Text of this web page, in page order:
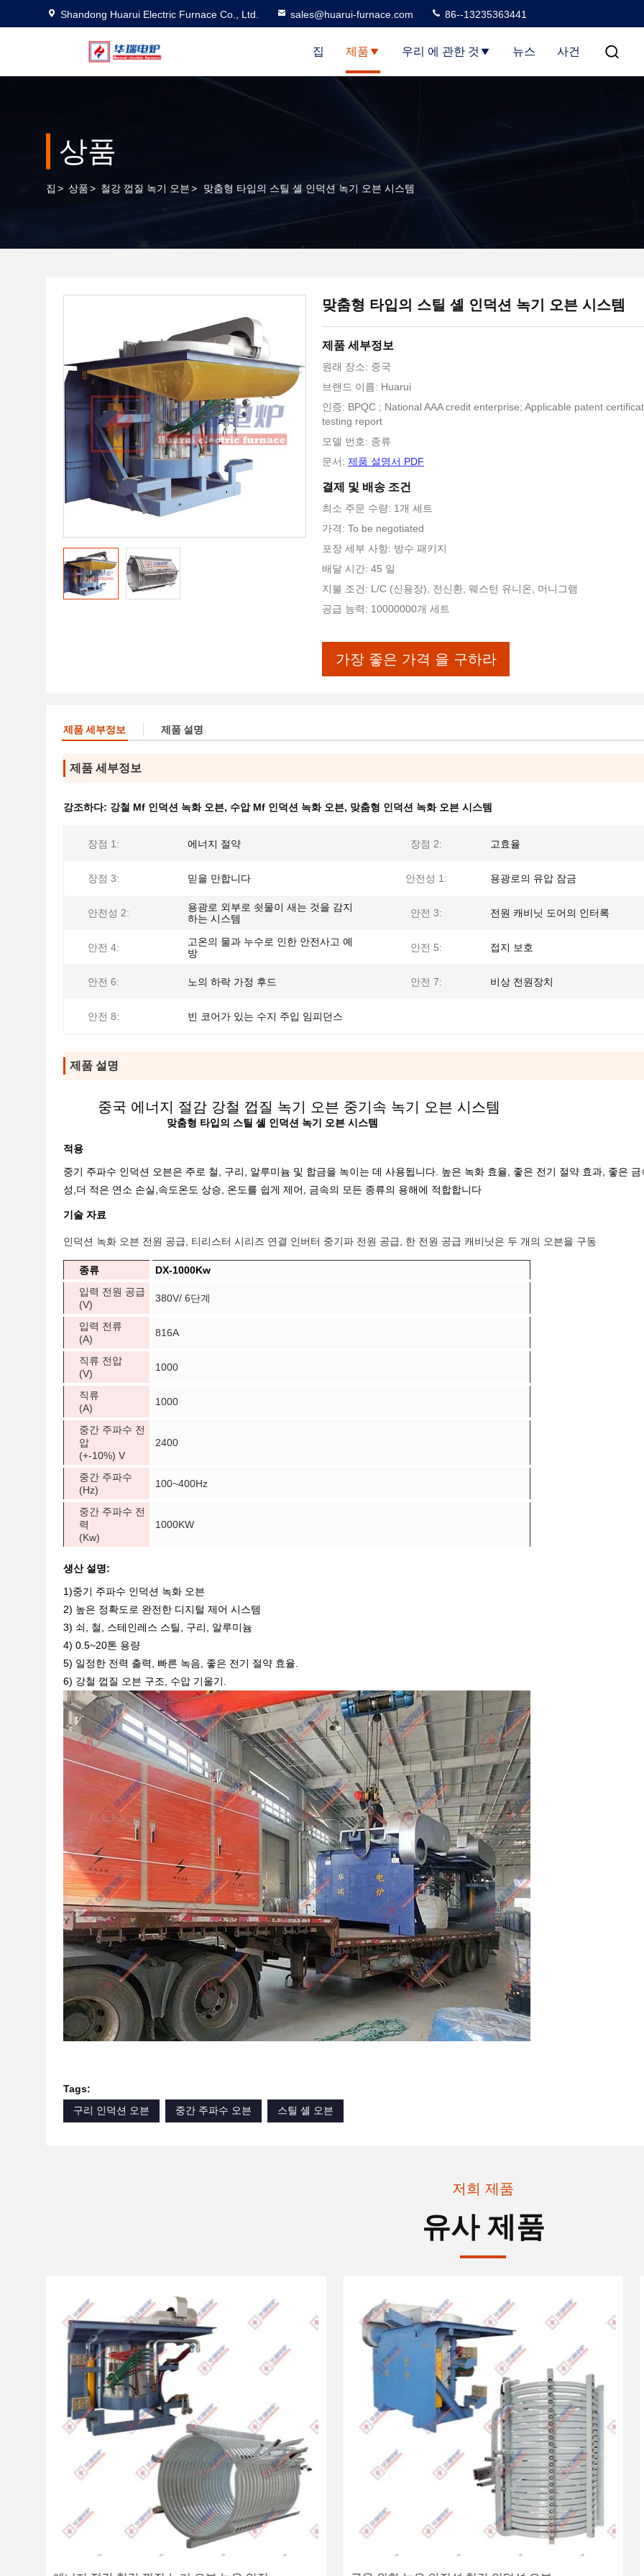
Shandong Huarui Electric Furnace Co., Ltd. sales@huarui-furnace.com 86--13235363441
집 제품 우리 에 관한 것 뉴스 사건
상품
집 > 상품> 철강 껍질 녹기 오븐> 맞춤형 타입의 스틸 셸 인덕션 녹기 오븐 시스템
맞춤형 타입의 스틸 셸 인덕션 녹기 오븐 시스템
제품 세부정보
원래 장소: 중국
브랜드 이름: Huarui
인증: BPQC ; National AAA credit enterprise; Applicable patent
testing report
모델 번호: 종류
문서: 제품 설명서 PDF
결제 및 배송 조건
최소 주문 수량: 1개 세트
가격: To be negotiated
포장 세부 사항: 방수 패키지
배달 시간: 45 일
지불 조건: L/C (신용장), 전신환, 웨스턴 유니온, 머니그램
공급 능력: 10000000개 세트
가장 좋은 가격 을 구하라
제품 세부정보 제품 설명
제품 세부정보
강조하다: 강철 Mf 인덕션 녹화 오븐, 수압 Mf 인덕션 녹화 오븐, 맞춤형 인덕션 녹화 오븐 시스템
장점 1: 에너지 절약 장점 2: 고효율
장점 3: 믿을 만합니다 안전성 1: 용광로의 유압 잠금
안전성 2:
용광로 외부로 쇳물이 새는 것을 감지
하는 시스템
안전 3: 전원 캐비닛 도어의 인터록
안전 4:
고온의 물과 누수로 인한 안전사고 예
방
안전 5: 접지 보호
안전 6: 노의 하락 가정 후드 안전 7: 비상 전원장치
안전 8: 빈 코어가 있는 수지 주입 임피던스
제품 설명
중국 에너지 절감 강철 껍질 녹기 오븐 중기속 녹기 오븐 시스템
맞춤형 타입의 스틸 셸 인덕션 녹기 오븐 시스템
적용
중기 주파수 인덕션 오븐은 주로 철, 구리, 알루미늄 및 합금을 녹이는 데 사용됩니다. 높은 녹화 효율, 좋은 전기 절약 효과, 좋은
성,더 적은 연소 손실,속도온도 상승, 온도를 쉽게 제어, 금속의 모든 종류의 용해에 적합합니다
기술 자료
인덕션 녹화 오븐 전원 공급, 티리스터 시리즈 연결 인버터 중기파 전원 공급, 한 전원 공급 캐비닛은 두 개의 오븐을 구동
종류
DX-1000Kw
입력 전원 공급
(V)
380V/ 6단계
입력 전류
(A)
816A
직류 전압
(V)
1000
직류
(A)
1000
중간 주파수 전
압
(+-10%) V
2400
중간 주파수
(Hz)
100~400Hz
중간 주파수 전
력
(Kw)
1000KW
생산 설명:
1)중기 주파수 인덕션 녹화 오븐
2) 높은 정확도로 완전한 디지털 제어 시스템
3) 쇠, 철, 스테인레스 스틸, 구리, 알루미늄
4) 0.5~20톤 용량
5) 일정한 전력 출력, 빠른 녹음, 좋은 전기 절약 효율.
6) 강철 껍질 오븐 구조, 수압 기울기.
Tags:
구리 인덕션 오븐
중간 주파수 오븐 스틸 셸 오븐
저희 제품
유사 제품